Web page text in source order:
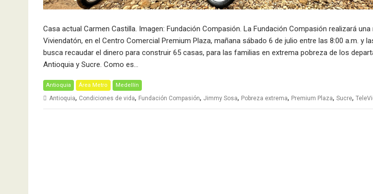
Casa actual Carmen Castilla. Imagen: Fundación Compasión. La Fundación Compasión realizará una
Viviendatón, en el Centro Comercial Premium Plaza, mañana sábado 6 de julio entre las 8:00 a.m. y
busca recaudar el dinero para construir 65 casas, para las familias en extrema pobreza de los
Antioquia y Sucre. Como es…
Antioquia Área Metro Medellín
Antioquia, Condiciones de vida, Fundación Compasión, Jimmy Sosa, Pobreza extrema, Premium Plaza, Sucre,